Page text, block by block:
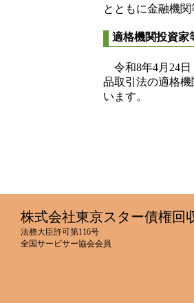
とともに金融機
適格機関投資家
令和8年4月24日
品取引法の適格
います。
株式会社東京スター債権回
法務大臣許可第116号
全国サービサー協会会員